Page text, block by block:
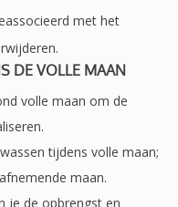
met het
DE VOLLE MAAN
volle maan om de
tijdens volle maan;
maan.
je de opbrengst en